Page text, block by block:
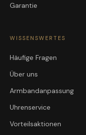
Garantie
WISSENSWERTES
Häufige Fragen
Über uns
Armbandanpassung
Uhrenservice
Vorteilsaktionen